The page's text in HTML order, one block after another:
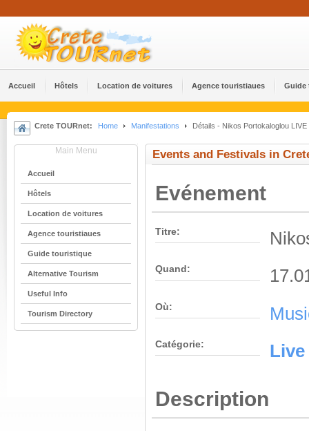
Accueil Hôtels Location de voitures Agence touristiaues Guide
Crete TOURnet: Home Manifestations Détails - Nikos Portokaloglou
Main Menu
Accueil
Hôtels
Location de voitures
Agence touristiaues
Guide touristique
Alternative Tourism
Useful Info
Tourism Directory
Events and Festivals in
Evénement
Titre:
Quand:
Où:
Catégorie: Live
Description